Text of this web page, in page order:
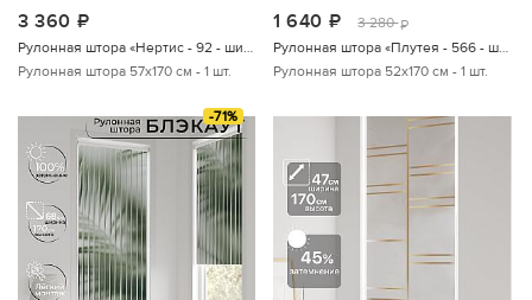
3 360
Рулонная штора 57х170 см - 1 шт.
1 640 руб.
3 280 руб.
Рулонная штора 52х170 см - 1 шт.
-71%